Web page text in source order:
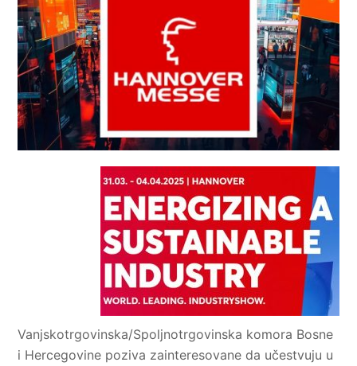
Vanjskotrgovinska/Spoljnotrgovinska komora Bosne
i Hercegovine poziva zainteresovane da učestvuju u